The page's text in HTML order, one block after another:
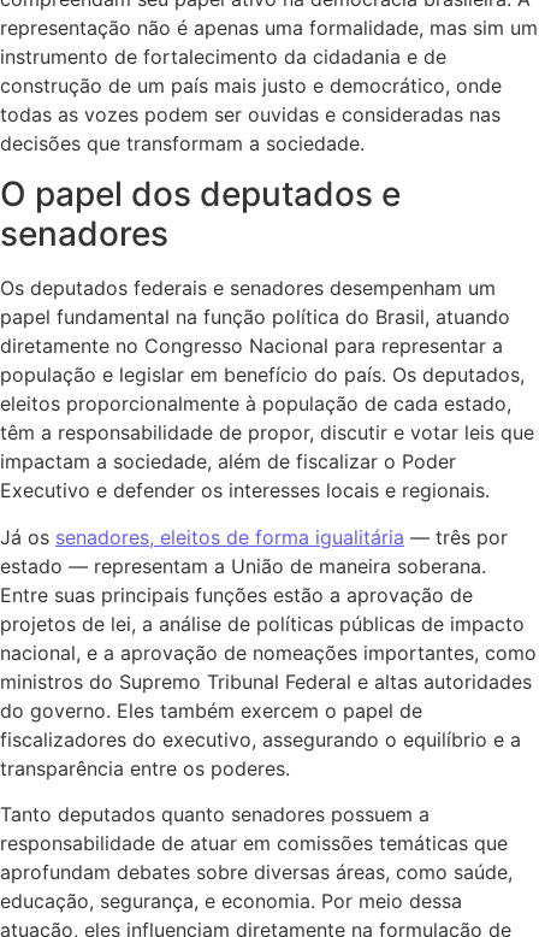
representação não é apenas uma formalidade, mas sim um
instrumento de fortalecimento da cidadania e de
construção de um país mais justo e democrático, onde
todas as vozes podem ser ouvidas e consideradas nas
decisões que transformam a sociedade.
O papel dos deputados e
senadores
Os deputados federais e senadores desempenham um
papel fundamental na função política do Brasil, atuando
diretamente no Congresso Nacional para representar a
população e legislar em benefício do país. Os deputados,
eleitos proporcionalmente à população de cada estado,
têm a responsabilidade de propor, discutir e votar leis que
impactam a sociedade, além de fiscalizar o Poder
Executivo e defender os interesses locais e regionais.
Já os senadores, eleitos de forma igualitária — três por
estado — representam a União de maneira soberana.
Entre suas principais funções estão a aprovação de
projetos de lei, a análise de políticas públicas de impacto
nacional, e a aprovação de nomeações importantes, como
ministros do Supremo Tribunal Federal e altas autoridades
do governo. Eles também exercem o papel de
fiscalizadores do executivo, assegurando o equilíbrio e a
transparência entre os poderes.
Tanto deputados quanto senadores possuem a
responsabilidade de atuar em comissões temáticas que
aprofundam debates sobre diversas áreas, como saúde,
educação, segurança, e economia. Por meio dessa
atuação, eles influenciam diretamente na formulação de